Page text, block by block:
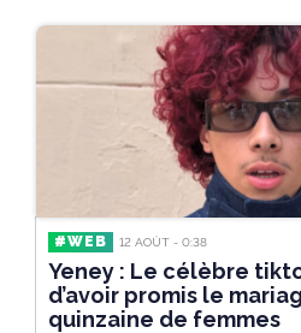
#WEB 12 AOÛT - 0:38
Yeney : Le célèbre
d’avoir promis le
quinzaine de femmes